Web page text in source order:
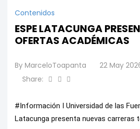
Contenidos
ESPE LATACUNGA
OFERTAS ACADÉMICAS
By MarceloToapanta 22 May
Share:
#Información I Universidad de las
Latacunga presenta nuevas carreras